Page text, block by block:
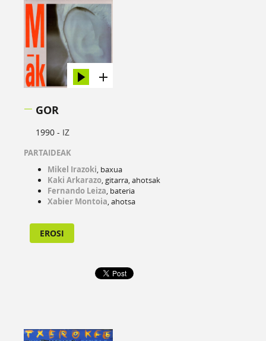
GOR
1990 - IZ
PARTAIDEAK
Mikel Irazoki, baxua
Kaki Arkarazo, gitarra, ahotsak
Fernando Leiza, bateria
Xabier Montoia, ahotsa
EROSI